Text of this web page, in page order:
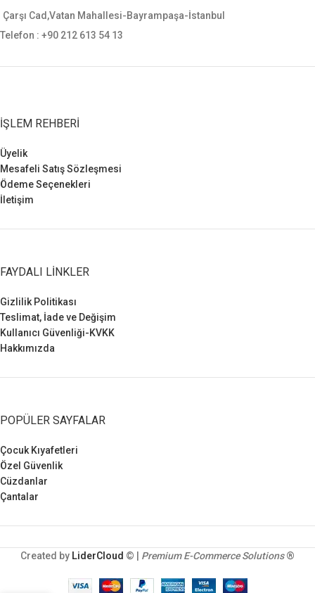
ebatlı tabancalara uygundur.
Çarşı Cad,Vatan Mahallesi-Bayrampaşa-İstanbul
Telefon : +90 212 613 54 13
İŞLEM REHBERI
Üyelik
Mesafeli Satış Sözleşmesi
Ödeme Seçenekleri
İletişim
FAYDALI LINKLER
Gizlilik Politikası
Teslimat, İade ve Değişim
Kullanıcı Güvenliği-KVKK
Hakkımızda
POPÜLER SAYFALAR
Çocuk Kıyafetleri
Özel Güvenlik
Cüzdanlar
Çantalar
Created by LiderCloud © | Premium E-Commerce Solutions®